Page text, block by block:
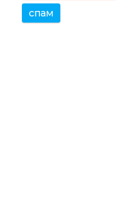
спам